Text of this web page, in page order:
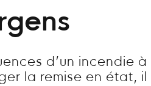
d’un incendie à
la remise en état, il